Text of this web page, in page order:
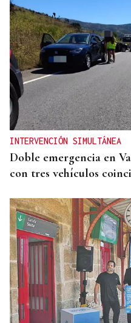
INTERVENCIÓN SIMULTÁNEA
Doble emergencia en
con tres vehículos